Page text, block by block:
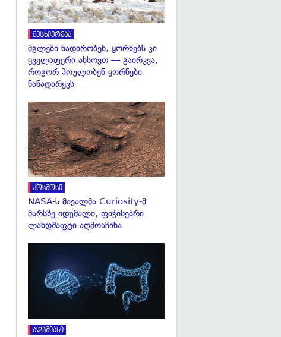
მეცნიერება
მგლები ნადირობენ, ყორნებს კი
ყველაფერი ახსოვთ — გაირკვა,
როგორ პოულობენ ყორნები
ნანადირევს
კოსმოსი
NASA-ს მავალმა Curiosity-მ
მარსზე იდუმალი, ფიჭისებრი
ლანდშაფტი აღმოაჩინა
ადამიანი